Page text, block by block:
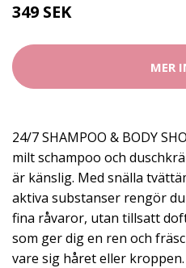
349 SEK
MER
24/7 SHAMPOO & BODY
milt schampoo och
är känslig. Med snälla
aktiva substanser rengör
fina råvaror, utan tillsatt
som ger dig en ren och
vare sig håret eller